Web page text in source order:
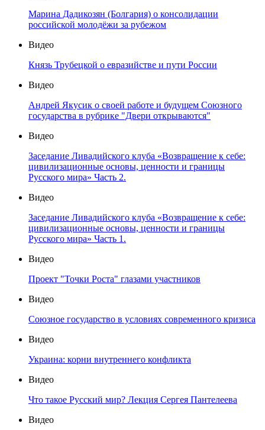
Марина Дадикозян (Болгария) о консолидации
российской молодёжи за рубежом
Видео
Князь Трубецкой о евразийстве и пути России
Видео
Андрей Якусик о своей работе и будущем Союзного
государства в рубрике "Двери открываются"
Видео
Заседание Ливадийского клуба «Возвращение к себе:
цивилизационные основы, ценности и границы
Русского мира» Часть 2.
Видео
Заседание Ливадийского клуба «Возвращение к себе:
цивилизационные основы, ценности и границы
Русского мира» Часть 1.
Видео
Проект "Точки Роста" глазами участников
Видео
Союзное государство в условиях современного кризиса
Видео
Украина: корни внутреннего конфликта
Видео
Что такое Русский мир? Лекция Сергея Пантелеева
Видео